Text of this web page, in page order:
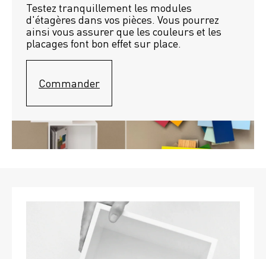
Testez tranquillement les modules
d'étagères dans vos pièces. Vous pourrez
ainsi vous assurer que les couleurs et les
placages font bon effet sur place.
Commander